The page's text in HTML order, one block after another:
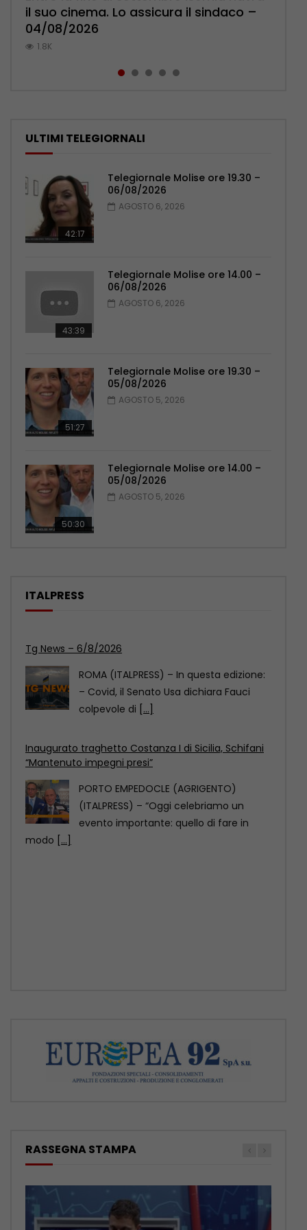
il suo cinema. Lo assicura il sindaco –
04/08/2026
1.8K
Pensionati: più relazioni e servizi di
prossimità – 04/08/2026
1K
Polizia: impegno nel rafforzare organici
– 05/08/2026
1K
l’ambulatorio per curare l’osteoporosi
– 06/08/2026
858
palpeggiate al vecchio Romagnoli –
05/08/2026
786
ULTIMI TELEGIORNALI
42:17
Telegiornale Molise ore 19.30 –
06/08/2026
AGOSTO 6, 2026
43:39
Telegiornale Molise ore 14.00 –
06/08/2026
AGOSTO 6, 2026
51:27
Telegiornale Molise ore 19.30 –
05/08/2026
AGOSTO 5, 2026
50:30
Telegiornale Molise ore 14.00 –
05/08/2026
AGOSTO 5, 2026
ITALPRESS
– Covid, il Senato Usa dichiara Fauci
colpevole di[...]
“Mantenuto impegni presi”
(ITALPRESS) – “Oggi celebriamo un
evento importante: quello di fare in
RASSEGNA STAMPA